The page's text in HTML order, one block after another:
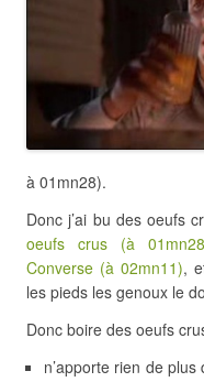
à 01mn28).
Donc j’ai bu des oeufs
oeufs crus (à
Converse (à 02mn11),
les pieds les genoux le
Donc boire des oeufs
n’apporte rien de